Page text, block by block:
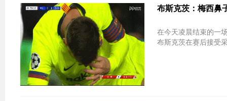
布斯克茨：梅西鼻
在今天凌晨结束的一
布斯克茨在赛后接受